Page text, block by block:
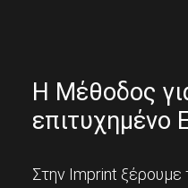
Η Μέθοδος
επιτυχημένο
Στην Imprint ξέρουμε